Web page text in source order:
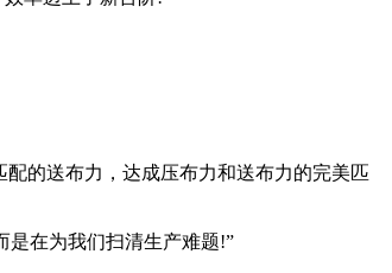
的送布力，达成压布力和送布力的完美匹
在为我们扫清生产难题!”